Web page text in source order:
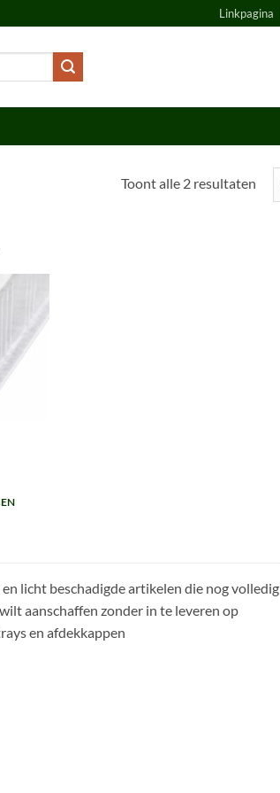
Linkpagina
Toont alle 2 resultaten
licht beschadigde artikelen die nog volledig
aanschaffen zonder in te leveren op
en afdekkappen